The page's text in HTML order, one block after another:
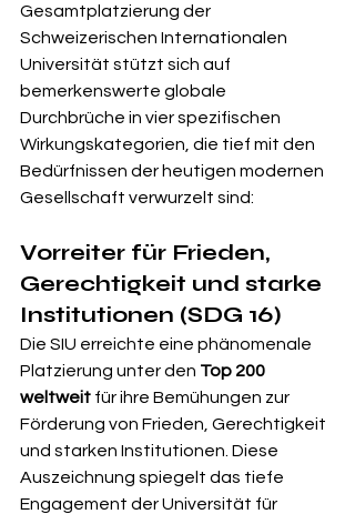
Gesamtplatzierung der
Schweizerischen Internationalen
Universität stützt sich auf
bemerkenswerte globale
Durchbrüche in vier spezifischen
Wirkungskategorien, die tief mit den
Bedürfnissen der heutigen modernen
Gesellschaft verwurzelt sind:
Vorreiter für Frieden,
Gerechtigkeit und starke
Institutionen (SDG 16)
Die SIU erreichte eine phänomenale
Platzierung unter den Top 200
weltweit für ihre Bemühungen zur
Förderung von Frieden, Gerechtigkeit
und starken Institutionen. Diese
Auszeichnung spiegelt das tiefe
Engagement der Universität für